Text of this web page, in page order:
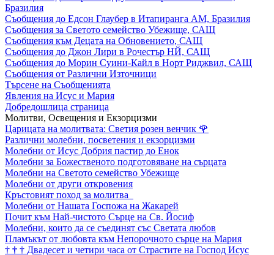
Бразилия
Съобщения до Едсон Глаубер в Итапиранга АМ, Бразилия
Съобщения за Светото семейство Убежище, САЩ
Съобщения към Децата на Обновението, САЩ
Съобщения до Джон Лири в Рочестър НЙ, САЩ
Съобщения до Морин Суини-Кайл в Норт Риджвил, САЩ
Съобщения от Различни Източници
Търсене на Съобщенията
Явления на Исус и Мария
Добредошлица страница
Молитви, Освещения и Екзорцизми
Царицата на молитвата: Светия розен венчик 🌹
Различни молебни, посветения и екзорцизми
Молебни от Исус Добрия пастир до Енок
Молебни за Божественото подготовяване на сърцата
Молебни на Светото семейство Убежище
Молебни от други откровения
Кръстовият поход за молитва
Молебни от Нашата Госпожа на Жакарей
Почит към Най-чистото Сърце на Св. Йосиф
Молебни, които да се съединят със Светата любов
Пламъкът от любовта към Непорочното сърце на Мария
† † † Двадесет и четири часа от Страстите на Господ Исус